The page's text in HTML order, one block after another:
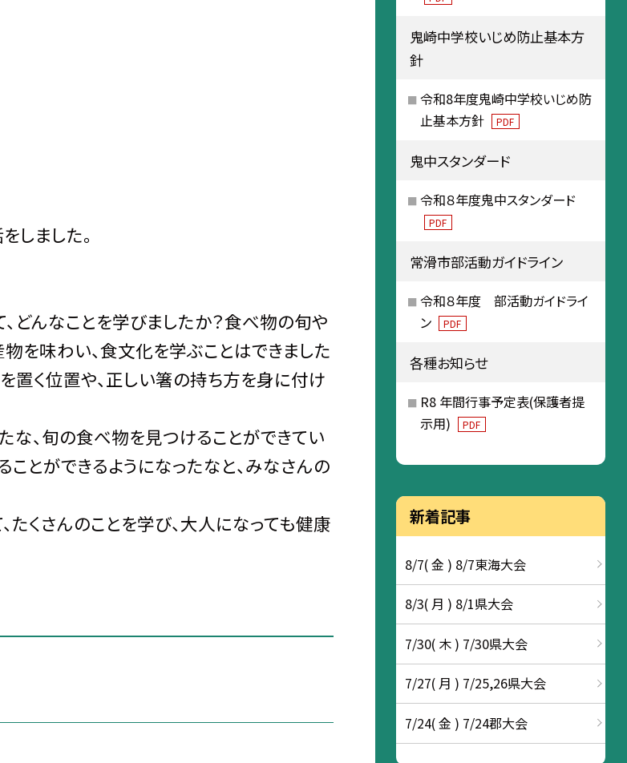
しました。
どんなことを学びましたか？食べ物の旬や
を味わい、食文化を学ぶことはできました
置く位置や、正しい箸の持ち方を身に付け
な、旬の食べ物を見つけることができてい
とができるようになったなと、みなさんの
たくさんのことを学び、大人になっても健康
鬼崎中学校いじめ防止基本方
針
令和8年度鬼崎中学校いじめ防
止基本方針
PDF
鬼中スタンダード
令和８年度鬼中スタンダード
PDF
常滑市部活動ガイドライン
令和８年度 部活動ガイドライ
ン
PDF
各種お知らせ
R8 年間行事予定表(保護者提
示用)
PDF
新着記事
8/7( 金 ) 8/7東海大会
8/3( 月 ) 8/1県大会
7/30( 木 ) 7/30県大会
7/27( 月 ) 7/25,26県大会
7/24( 金 ) 7/24郡大会